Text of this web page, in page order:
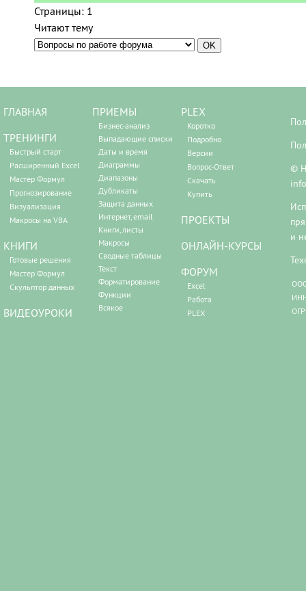
Страницы: 1
Читают тему
ГЛАВНАЯ
ТРЕНИНГИ
Быстрый старт
Расширенный Excel
Мастер Формул
Прогнозирование
Визуализация
Макросы на VBA
КНИГИ
Готовые решения
Мастер Формул
Скульптор данных
ВИДЕОУРОКИ
ПРИЕМЫ
Бизнес-анализ
Выпадающие списки
Даты и время
Диаграммы
Диапазоны
Дубликаты
Защита данных
Интернет, email
Книги, листы
Макросы
Сводные таблицы
Текст
Форматирование
Функции
Всякое
PLEX
Коротко
Подробно
Версии
Вопрос-Ответ
Скачать
Купить
ПРОЕКТЫ
ОНЛАЙН-КУРСЫ
ФОРУМ
Excel
Работа
PLEX
©
и